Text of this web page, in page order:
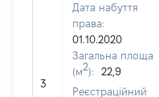
3
Дата набуття
права:
01.10.2020
Загальна площа
(м2):
22,9
Реєстраційний